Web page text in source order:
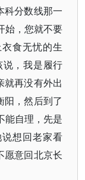
科分数线那一
始，您就不要
食无忧的生
，我是履行
就再没有外出
阳，然后到了
能自理，先是
想回老家看
愿意回北京长